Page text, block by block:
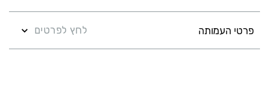
פרטי העמותה לחץ לפרטים